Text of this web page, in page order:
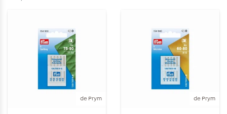
de Prym de Prym